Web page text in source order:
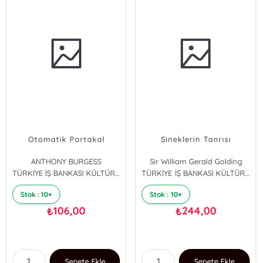
Otomatik Portakal
ANTHONY BURGESS
TÜRKİYE İŞ BANKASI KÜLTÜR YAYINLARI
Stok : 10+
₺106,00
Sineklerin Tanrısı
Sir William Gerald Golding
TÜRKİYE İŞ BANKASI KÜLTÜR YAYINLARI
Stok : 10+
₺244,00